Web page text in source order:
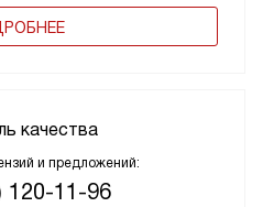
качества
и предложений:
120-11-96